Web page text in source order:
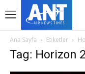
Ana Sayfa Etiketler
Tag: Horizon